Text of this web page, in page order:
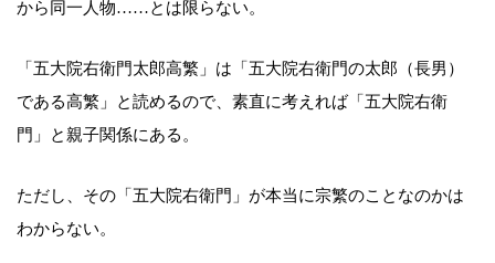
から同一人物……とは限らない。
「五大院右衛門太郎高繁」は「五大院右衛門の太郎（長男）
である高繁」と読めるので、素直に考えれば「五大院右衛
門」と親子関係にある。
ただし、その「五大院右衛門」が本当に宗繁のことなのかは
わからない。